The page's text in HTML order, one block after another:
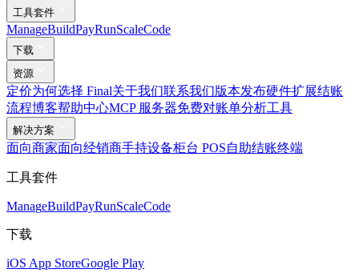
工具套件
ManageBuildPayRunScaleCode
下载
资源
定价为何选择 Final关于我们联系我们版本发布硬件扩展结账
流程博客帮助中心MCP 服务器免费对账单分析工具
解决方案
面向商家面向经销商手持设备柜台 POS自助结账终端
工具套件
ManageBuildPayRunScaleCode
下载
iOS App StoreGoogle Play